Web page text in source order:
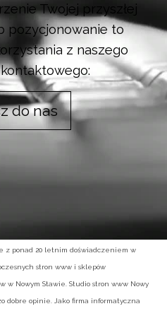
Twojej przyszłej
pozycjonowanie to
z naszego
do nas
z ponad 20 letnim doświadczeniem w
stron www i sklepów
w Nowym Stawie. Studio stron www Nowy
dobre opinie. Jako firma informatyczna